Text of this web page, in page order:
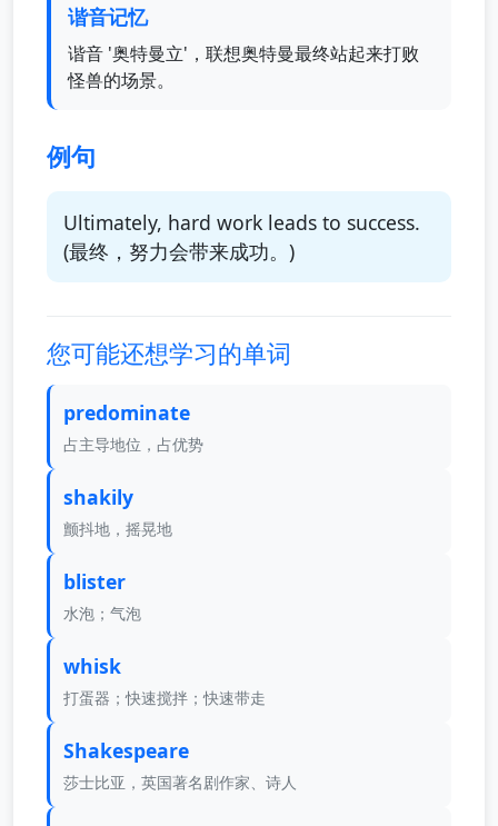
谐音记忆
谐音 '奥特曼立'，联想奥特曼最终站起来打败
怪兽的场景。
例句
Ultimately, hard work leads to success.
(最终，努力会带来成功。)
您可能还想学习的单词
predominate
占主导地位，占优势
shakily
颤抖地，摇晃地
blister
水泡；气泡
whisk
打蛋器；快速搅拌；快速带走
Shakespeare
莎士比亚，英国著名剧作家、诗人